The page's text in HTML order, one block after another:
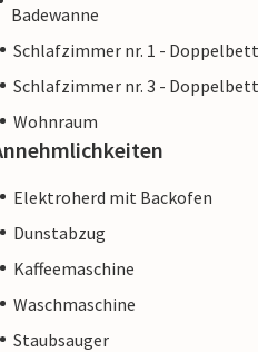
Badewanne
Schlafzimmer nr. 1 -
Schlafzimmer nr. 3 -
Wohnraum
Elektroherd mit Backofen
Dunstabzug
Kaffeemaschine
Waschmaschine
Staubsauger